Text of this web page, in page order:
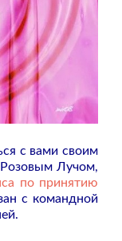
с вами своим
Лучом,
по принятию
с командной